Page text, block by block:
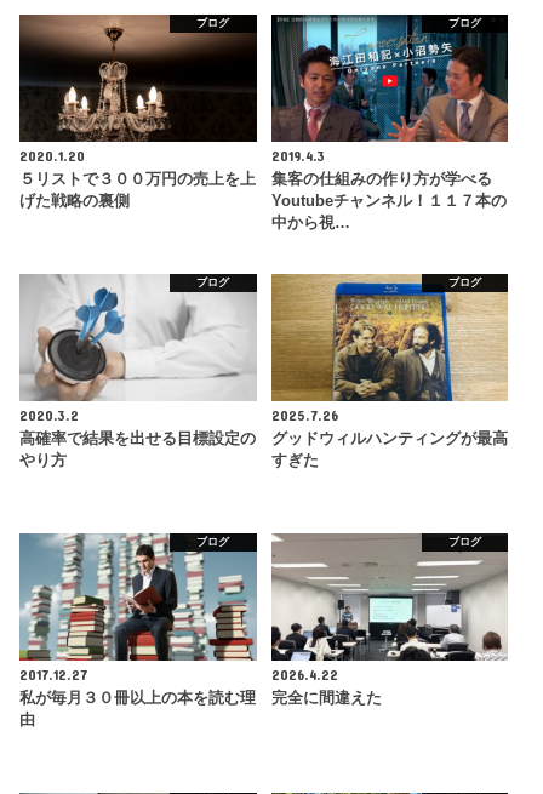
ブログ
2020.1.20
５リストで３００万円の売上を上
げた戦略の裏側
ブログ
2019.4.3
集客の仕組みの作り方が学べる
Youtubeチャンネル！１１７本の
中から視…
ブログ
2020.3.2
高確率で結果を出せる目標設定の
やり方
ブログ
2025.7.26
グッドウィルハンティングが最高
すぎた
ブログ
2017.12.27
私が毎月３０冊以上の本を読む理
由
ブログ
2026.4.22
完全に間違えた